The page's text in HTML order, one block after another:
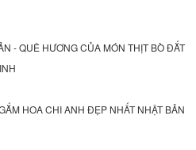
- QUÊ HƯƠNG CỦA MÓN THỊT BÒ ĐẮT
HOA CHI ANH ĐẸP NHẤT NHẬT BẢN